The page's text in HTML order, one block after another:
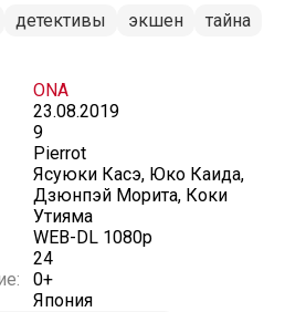
детективы экшен тайна
ONA
23.08.2019
9
Pierrot
Ясуюки Касэ, Юко Каида,
Дзюнпэй Морита, Коки
Утияма
WEB-DL 1080p
24
0+
Япония